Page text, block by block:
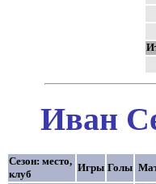
Иван
Сезон: место,
клуб
Игры Голы